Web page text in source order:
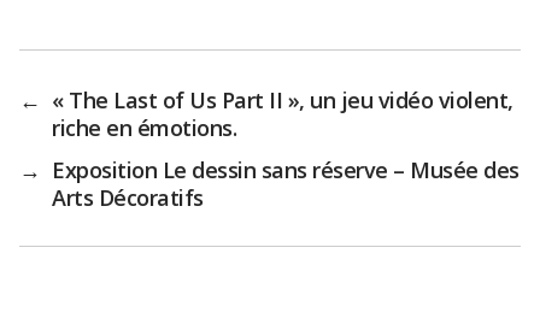
← « The Last of Us Part II », un jeu vidéo violent,
riche en émotions.
→ Exposition Le dessin sans réserve – Musée des
Arts Décoratifs